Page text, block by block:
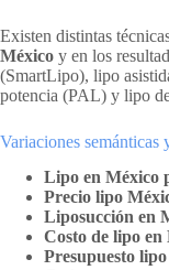
Existen distintas
México y en los
(SmartLipo), lipo
potencia (PAL) y lipo
Variaciones semánticas
Lipo en México
Precio lipo
Liposucción en
Costo de lipo en
Presupuesto